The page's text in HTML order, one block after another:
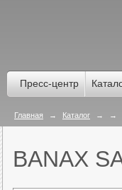
Пресс-центр
Главная → Каталог → →
BANAX